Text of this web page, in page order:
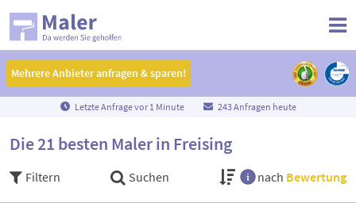
Mehrere Anbieter anfragen & sparen!
Mehrere Anbieter anfragen & sparen!
Letzte Anfrage vor 1Minute 243 Anfragen heute
Die 21 besten Maler in Freising
Filtern Suchen nach Bewertung